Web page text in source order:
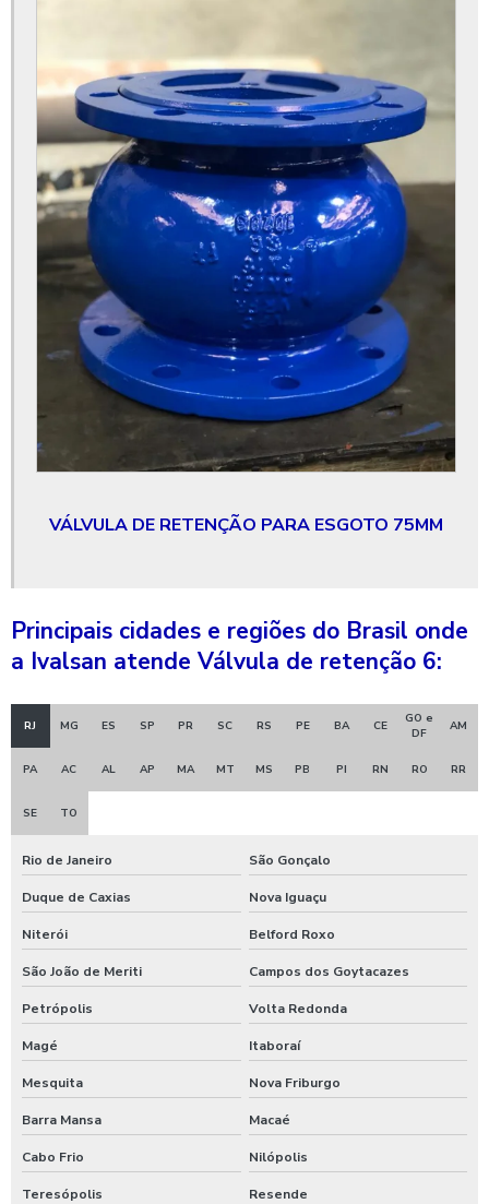
Válvula gaveta 6
Válvula gaveta 6 polegadas
Válvula gaveta de 6 polegadas preço
Válvula gaveta 8 polegadas
Válvula gaveta 8 polegadas preço
Válvula gaveta 8 preço
Válvula gaveta base atuador elétrico
Válvula gaveta base atuador pneumático
Válvula gaveta base atuadora
Válvula gaveta de bloqueio
Válvula gaveta ferro fundido
Válvula gaveta flangeada 6 polegadas
Válvula gaveta flangeada 6 polegadas preço
Valvula gaveta flangeada preço
Válvula gaveta globo
Válvula gaveta preço
Válvula gaveta para saneamento
Válvula gaveta tipo flangeada
Válvula gaveta tipo flangeada 6 polegadas
Válvula gaveta tipo flangeada preço
Válvula gaveta tipo flangeada valor
Válvula gaveta valor
Válvula globo
Válvula globo flangeada
VÁLVULA DE RETENÇÃO PARA ESGOTO 75MM
Principais cidades e regiões do Brasil onde
a Ivalsan atende Válvula de retenção 6:
RJ MG ES SP PR SC RS PE BA CE
GO e
DF
AM
PA AC AL AP MA MT MS PB PI RN RO RR
SE TO
Rio de Janeiro São Gonçalo
Duque de Caxias Nova Iguaçu
Niterói Belford Roxo
São João de Meriti Campos dos Goytacazes
Petrópolis Volta Redonda
Magé Itaboraí
Mesquita Nova Friburgo
Barra Mansa Macaé
Cabo Frio Nilópolis
Teresópolis
Resende